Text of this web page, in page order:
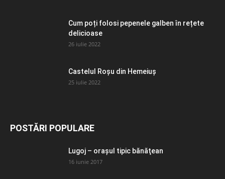
Cum poți folosi pepenele galben în rețete
delicioase
26 iulie 2022
Castelul Roșu din Hemeiuș
25 iulie 2022
POSTĂRI POPULARE
Lugoj – orașul tipic bănăţean
16 iunie 2017